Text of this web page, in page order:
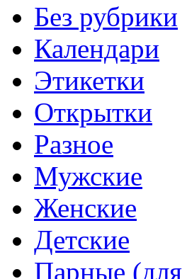
Без рубрики
Календари
Этикетки
Открытки
Разное
Мужские
Женские
Детские
Парные